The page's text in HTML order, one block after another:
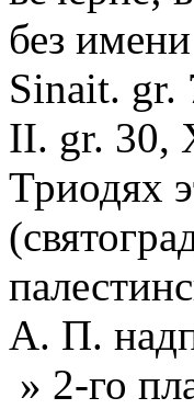
без
Sinait.
II. gr. 30,
Триодях
А. П.
» 2-го